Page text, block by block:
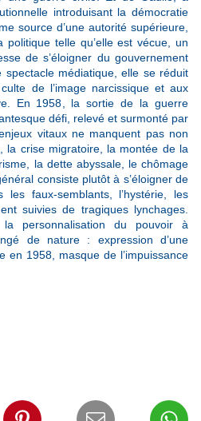
introduisant la démocratie
source d’une autorité supérieure,
politique telle qu’elle est vécue, un
de s’éloigner du gouvernement
médiatique, elle se réduit
de l’image narcissique et aux
En 1958, la sortie de la guerre
défi, relevé et surmonté par
vitaux ne manquent pas non
la crise migratoire, la montée de la
la dette abyssale, le chômage
consiste plutôt à s’éloigner de
les faux-semblants, l’hystérie, les
suivies de tragiques lynchages.
personnalisation du pouvoir à
de nature : expression d’une
en 1958, masque de l’impuissance